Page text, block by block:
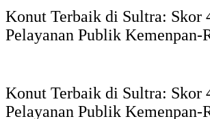
Konut Terbaik di Sultra: Skor
Pelayanan Publik Kemenpan-
Konut Terbaik di Sultra: Skor
Pelayanan Publik Kemenpan-